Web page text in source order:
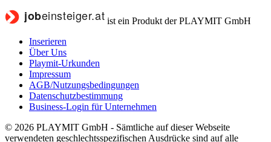
ist ein Produkt der PLAYMIT GmbH
Inserieren
Über Uns
Playmit-Urkunden
Impressum
AGB/Nutzungsbedingungen
Datenschutzbestimmung
Business-Login für Unternehmen
© 2026 PLAYMIT GmbH - Sämtliche auf dieser Webseite
verwendeten geschlechtsspezifischen Ausdrücke sind auf alle